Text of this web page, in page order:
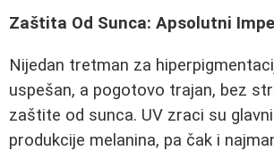
Zaštita Od Sunca: Apsolutni
Nijedan tretman za
uspešan, a pogotovo trajan, bez
zaštite od sunca. UV zraci su
produkcije melanina, pa čak i